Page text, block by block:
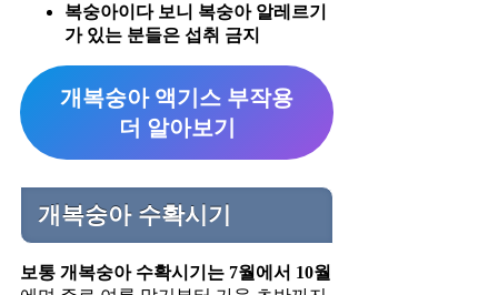
복숭아이다 보니 복숭아 알레르기
가 있는 분들은 섭취 금지
개복숭아 액기스 부작용
더 알아보기
개복숭아 수확시기
보통 개복숭아 수확시기는 7월에서 10월